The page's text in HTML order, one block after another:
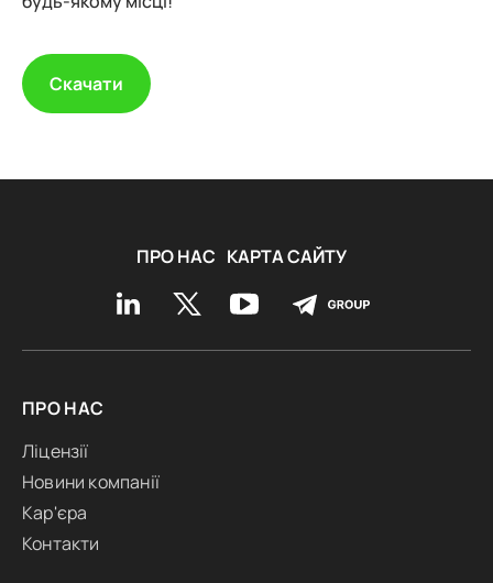
Скачати
ПРО НАС КАРТА САЙТУ
ПРО НАС
Ліцензії
Новини компанії
Кар'єра
Контакти